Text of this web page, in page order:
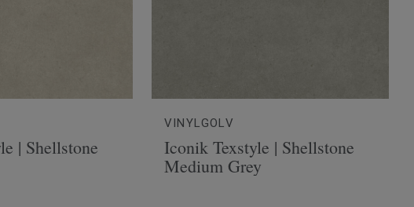
| Shellstone
VINYLGOLV
Iconik Texstyle | Shellstone
Medium Grey